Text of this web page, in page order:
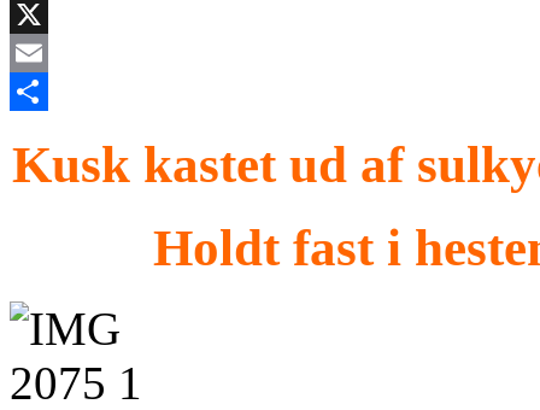
Facebook
X
Email
Kusk kastet ud af
Holdt fast i